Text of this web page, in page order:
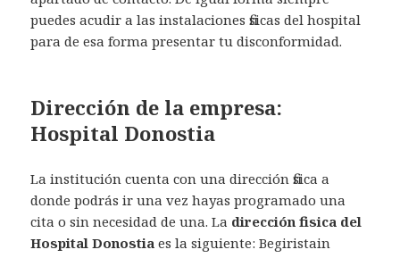
puedes acudir a las instalaciones fisicas del hospital
para de esa forma presentar tu disconformidad.
Dirección de la empresa:
Hospital Donostia
La institución cuenta con una dirección fisica a
donde podrás ir una vez hayas programado una
cita o sin necesidad de una. La dirección fisica del
Hospital Donostia es la siguiente: Begiristain